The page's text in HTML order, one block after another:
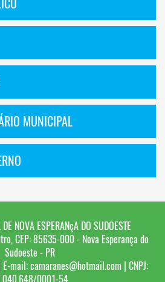
MUNICIPAL
NOVA ESPERANçA DO SUDOESTE
CEP: 85635-000 - Nova Esperança do
Sudoeste - PR
| E-mail:camaranes@hotmail.com | CNPJ: